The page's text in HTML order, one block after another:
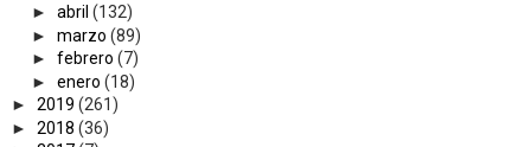
► abril (132)
► marzo (89)
► febrero (7)
► enero (18)
► 2019 (261)
► 2018 (36)